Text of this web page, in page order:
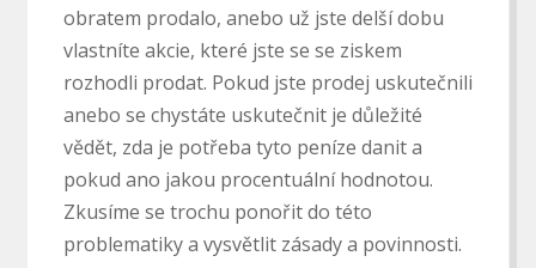
obratem prodalo, anebo už jste delší dobu
vlastníte akcie, které jste se se ziskem
rozhodli prodat. Pokud jste prodej uskutečnili
anebo se chystáte uskutečnit je důležité
vědět, zda je potřeba tyto peníze danit a
pokud ano jakou procentuální hodnotou.
Zkusíme se trochu ponořit do této
problematiky a vysvětlit zásady a povinnosti.